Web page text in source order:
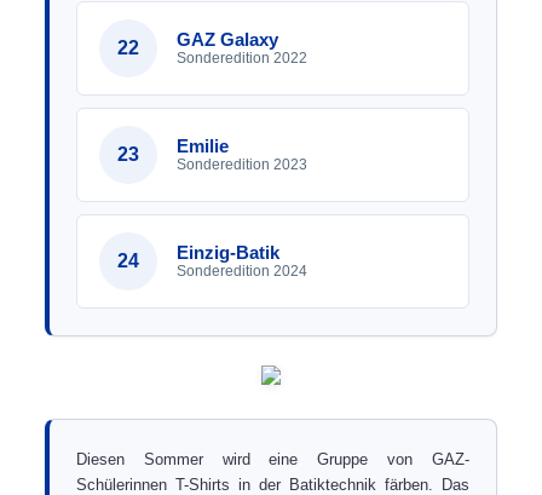
22 GAZ Galaxy
Sonderedition 2022
23 Emilie
Sonderedition 2023
24 Einzig-Batik
Sonderedition 2024
Diesen Sommer wird eine Gruppe von GAZ-
Schülerinnen T-Shirts in der Batiktechnik färben. Das